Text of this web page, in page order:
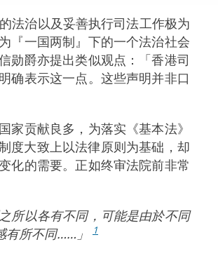
法治以及妥善执行司法工作极为
『一国两制』下的一个法治社会
勋爵亦提出类似观点：「香港司
确表示这一点。这些声明并非口
家贡献良多，为落实《基本法》
大致上以法律原则为基础，却
化的需要。正如终审法院前非常
所以各有不同，可能是由於不同
有所不同……」
1